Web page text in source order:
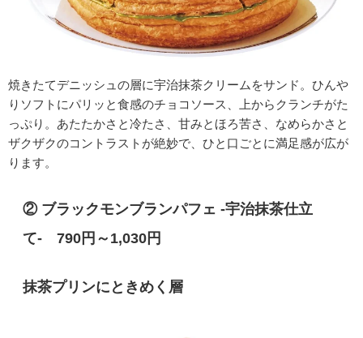
焼きたてデニッシュの層に宇治抹茶クリームをサンド。ひんや
りソフトにパリッと食感のチョコソース、上からクランチがた
っぷり。あたたかさと冷たさ、甘みとほろ苦さ、なめらかさと
ザクザクのコントラストが絶妙で、ひと口ごとに満足感が広が
ります。
② ブラックモンブランパフェ -宇治抹茶仕立
て- 790円～1,030円
抹茶プリンにときめく層